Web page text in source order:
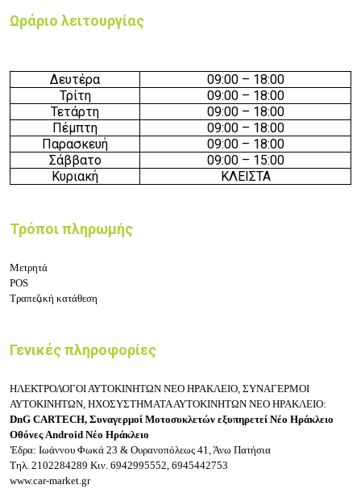
Ωράριο λειτουργίας
Δευτέρα 09:00 – 18:00
Τρίτη
09:00 – 18:00
Τετάρτη
09:00 – 18:00
Πέμπτη
09:00 – 18:00
Παρασκευή
09:00 – 18:00
Σάββατο
09:00 – 15:00
Κυριακή
ΚΛΕΙΣΤΑ
Τρόποι πληρωμής
Μετρητά
POS
Τραπεζική κατάθεση
Γενικές πληροφορίες
ΗΛΕΚΤΡΟΛΟΓΟΙ ΑΥΤΟΚΙΝΗΤΩΝ ΝΕΟ ΗΡΑΚΛΕΙΟ, ΣΥΝΑΓΕΡΜΟΙ
ΑΥΤΟΚΙΝΗΤΩΝ, ΗΧΟΣΥΣΤΗΜΑΤΑ ΑΥΤΟΚΙΝΗΤΩΝ ΝΕΟ ΗΡΑΚΛΕΙΟ:
DnG CARTECH, Συναγερμοί Μοτοσυκλετών εξυπηρετεί Νέο Ηράκλειο
Οθόνες Android Νέο Ηράκλειο
'Εδρα: Ιωάννου Φωκά 23 & Ουρανοπόλεως 41, Άνω Πατήσια
Τηλ. 2102284289 Κιν. 6942995552, 6945442753
www.car-market.gr